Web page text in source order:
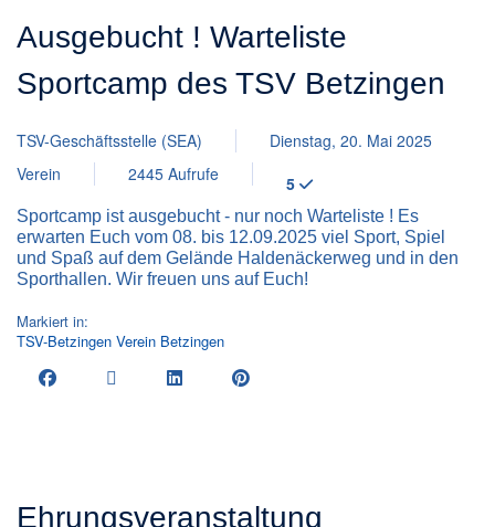
Ausgebucht ! Warteliste
Sportcamp des TSV Betzingen
TSV-Geschäftsstelle (SEA)
Dienstag, 20. Mai 2025
Verein
2445 Aufrufe 5
Sportcamp ist ausgebucht - nur noch Warteliste ! Es
erwarten Euch vom 08. bis 12.09.2025 viel Sport, Spiel
und Spaß auf dem Gelände Haldenäckerweg und in den
Sporthallen. Wir freuen uns auf Euch!
Markiert in:
TSV-Betzingen Verein Betzingen
Ehrungsveranstaltung